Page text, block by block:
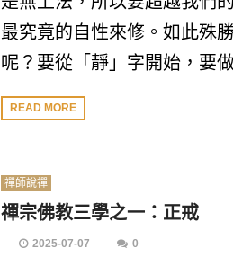
最究竟的自性來修。如此殊
呢？要從「靜」字開始，要
READ MORE
禪師說禪
禪宗佛教三學之一：正戒
2025-07-07 0